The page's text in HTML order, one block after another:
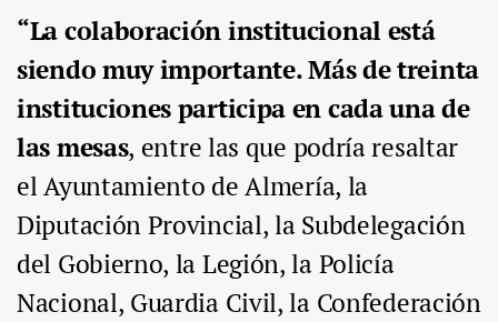
“La colaboración institucional está
siendo muy importante. Más de treinta
instituciones participa en cada una de
las mesas, entre las que podría resaltar
el Ayuntamiento de Almería, la
Diputación Provincial, la Subdelegación
del Gobierno, la Legión, la Policía
Nacional, Guardia Civil, la Confederación